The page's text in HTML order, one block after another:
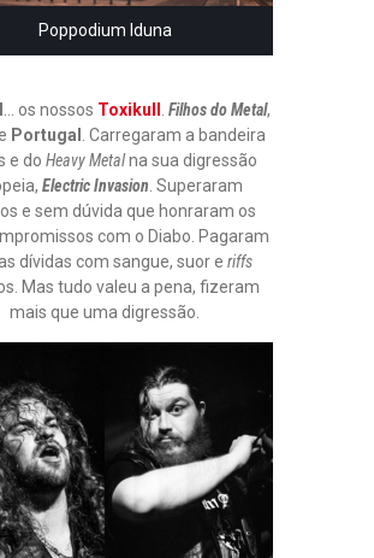
Poppodium Iduna
… os nossos Toxikull Filhos do Metal,
Portugal
. Carregaram a bandeira
e do Heavy Metalna sua digressão
Electric Invasion . Superaram
e sem dúvida que honraram os
com o Diabo. Pagaram
dívidas com sangue, suor e riffs
Mas tudo valeu a pena, fizeram
mais que uma digressão.